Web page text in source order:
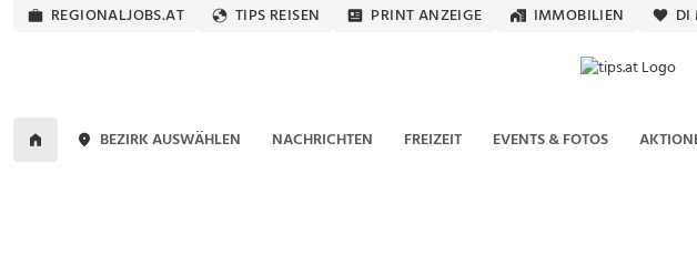
REGIONALJOBS.AT TIPS REISEN PRINT ANZEIGE IMMOBILIEN DI
BEZIRK AUSWÄHLEN NACHRICHTEN FREIZEIT EVENTS & FOTOS